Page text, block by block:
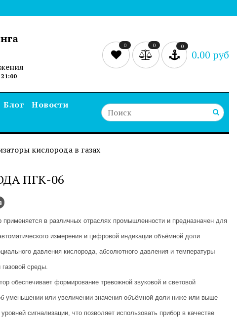
0 0 0
0.00 руб
Блог
Новости
кислорода в газах
ПГК-06
применяется в различных отраслях промышленности и предназначен для
измерения и цифровой индикации объёмной доли
давления кислорода, абсолютного давления и температуры
среды.
обеспечивает формирование тревожной звуковой и световой
уменьшении или увеличении значения объёмной доли ниже или выше
сигнализации, что позволяет использовать прибор в качестве